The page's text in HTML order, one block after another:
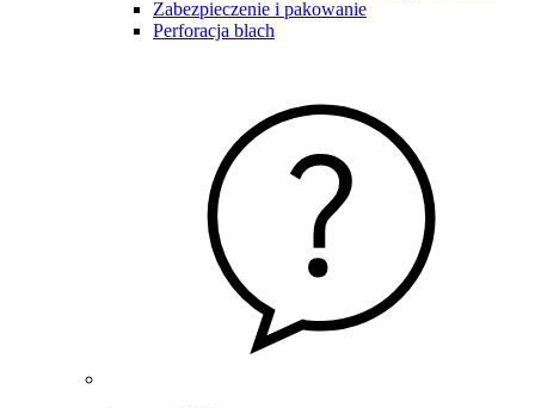
Zabezpieczenie i pakowanie
Perforacja blach